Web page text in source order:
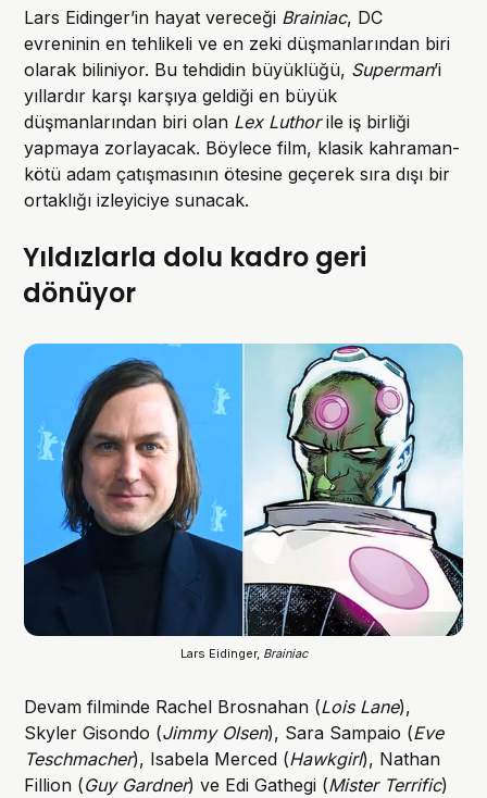
Lars Eidinger’in hayat vereceği Brainiac, DC
evreninin en tehlikeli ve en zeki düşmanlarından biri
olarak biliniyor. Bu tehdidin büyüklüğü, Superman’i
yıllardır karşı karşıya geldiği en büyük
düşmanlarından biri olan Lex Luthorile iş birliği
yapmaya zorlayacak. Böylece film, klasik kahraman-
kötü adam çatışmasının ötesine geçerek sıra dışı bir
ortaklığı izleyiciye sunacak.
Yıldızlarla dolu kadro geri
dönüyor
Lars Eidinger, Brainiac
Devam filminde Rachel Brosnahan (Lois Lane),
Skyler Gisondo (Jimmy Olsen), Sara Sampaio (Eve
Teschmacher), Isabela Merced (Hawkgirl), Nathan
Fillion (Guy Gardner) ve Edi Gathegi (Mister Terrific)